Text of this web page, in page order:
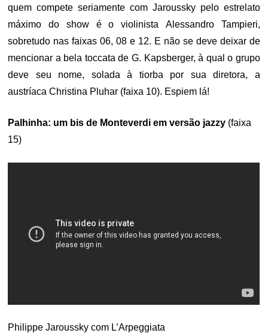
quem compete seriamente com Jaroussky pelo estrelato
máximo do show é o violinista Alessandro Tampieri,
sobretudo nas faixas 06, 08 e 12. E não se deve deixar de
mencionar a bela toccata de G. Kapsberger, à qual o grupo
deve seu nome, solada à tiorba por sua diretora, a
austríaca Christina Pluhar (faixa 10). Espiem lá!
Palhinha: um bis de Monteverdi em versão jazzy (faixa
15)
Philippe Jaroussky com L’Arpeggiata